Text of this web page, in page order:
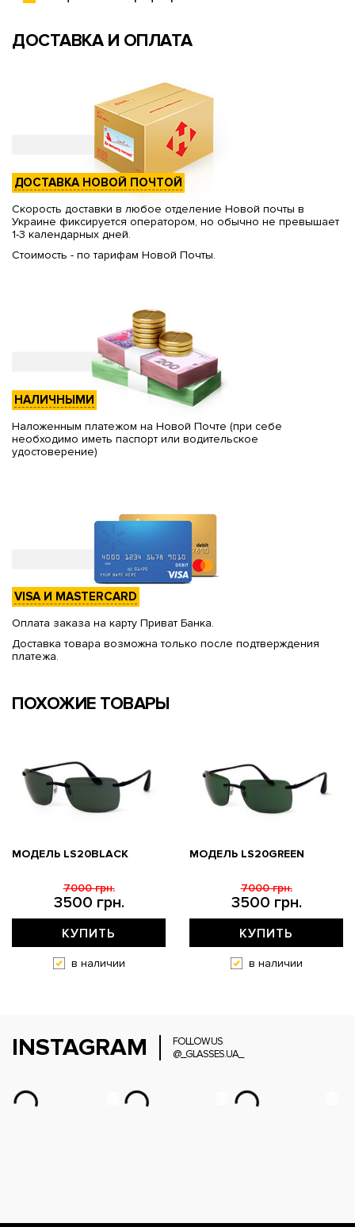
ДОСТАВКА И ОПЛАТА
ДОСТАВКА НОВОЙ ПОЧТОЙ
Скорость доставки в любое отделение Новой почты в
Украине фиксируется оператором, но обычно не превышает
1-3 календарных дней.
Стоимость - по тарифам Новой Почты.
НАЛИЧНЫМИ
Наложенным платежом на Новой Почте (при себе
необходимо иметь паспорт или водительское
удостоверение)
VISA И MASTERCARD
Оплата заказа на карту Приват Банка.
Доставка товара возможна только после подтверждения
платежа.
ПОХОЖИЕ ТОВАРЫ
МОДЕЛЬ LS20BLACK
3500 грн.
7000 грн.
КУПИТЬ
в наличии
МОДЕЛЬ LS20GREEN
3500 грн.
7000 грн.
КУПИТЬ
в наличии
INSTAGRAM
FOLLOW US
@_GLASSES.UA_